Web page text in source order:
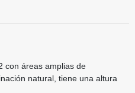
con áreas amplias de
natural, tiene una altura